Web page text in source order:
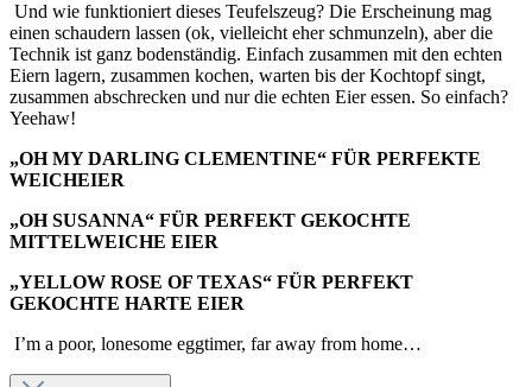
Und wie funktioniert dieses Teufelszeug? Die Erscheinung mag
einen schaudern lassen (ok, vielleicht eher schmunzeln), aber die
Technik ist ganz bodenständig. Einfach zusammen mit den echten
Eiern lagern, zusammen kochen, warten bis der Kochtopf singt,
zusammen abschrecken und nur die echten Eier essen. So einfach?
Yeehaw!
„OH MY DARLING CLEMENTINE“ FÜR PERFEKTE
WEICHEIER
„OH SUSANNA“ FÜR PERFEKT GEKOCHTE
MITTELWEICHE EIER
„YELLOW ROSE OF TEXAS“ FÜR PERFEKT
GEKOCHTE HARTE EIER
I’m a poor, lonesome eggtimer, far away from home…